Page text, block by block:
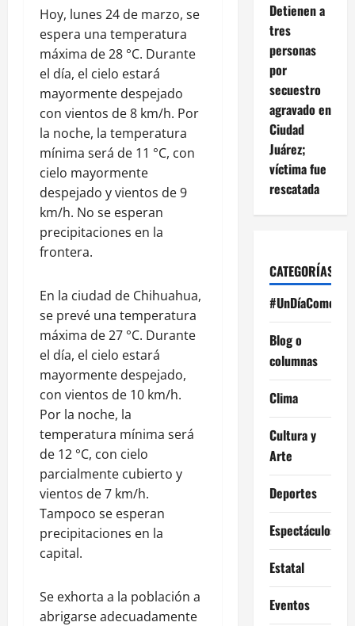
Hoy, lunes 24 de marzo, se
espera una temperatura
máxima de 28 °C. Durante
el día, el cielo estará
mayormente despejado
con vientos de 8 km/h. Por
la noche, la temperatura
mínima será de 11 °C, con
cielo mayormente
despejado y vientos de 9
km/h. No se esperan
precipitaciones en la
frontera.
En la ciudad de Chihuahua,
se prevé una temperatura
máxima de 27 °C. Durante
el día, el cielo estará
mayormente despejado,
con vientos de 10 km/h.
Por la noche, la
temperatura mínima será
de 12 °C, con cielo
parcialmente cubierto y
vientos de 7 km/h.
Tampoco se esperan
precipitaciones en la
capital.
Se exhorta a la población a
abrigarse adecuadamente
Detienen a
tres
personas
por
secuestro
agravado en
Ciudad
Juárez;
víctima fue
rescatada
CATEGORÍAS
#UnDíaComoHoy
Blog o
columnas
Clima
Cultura y
Arte
Deportes
Espectáculos
Estatal
Eventos